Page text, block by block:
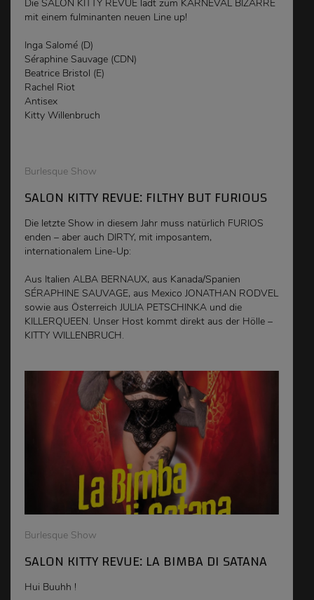
Die SALON KITTY REVUE lädt zum KARNEVAL BIZARRE
mit einem fulminanten neuen Line up!
Inga Salomé (D)
Séraphine Sauvage (CDN)
Beatrice Bristol (E)
Rachel Riot
Antisex
Kitty Willenbruch
Burlesque Show
SALON KITTY REVUE: FILTHY BUT FURIOUS
Die letzte Show in diesem Jahr muss natürlich FURIOS
enden – aber auch DIRTY, mit imposantem,
internationalem Line-Up:
Aus Italien ALBA BERNAUX, aus Kanada/Spanien
SÉRAPHINE SAUVAGE, aus Mexico JONATHAN RODVEL
sowie aus Österreich JULIA PETSCHINKA und die
KILLERQUEEN. Unser Host kommt direkt aus der Hölle –
KITTY WILLENBRUCH.
Burlesque Show
SALON KITTY REVUE: LA BIMBA DI SATANA
Hui Buuhh !